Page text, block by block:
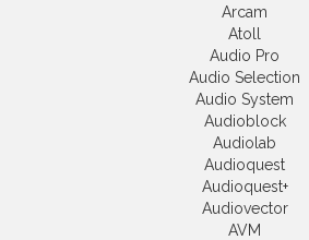
Arcam
Atoll
Audio Pro
Audio Selection
Audio System
Audioblock
Audiolab
Audioquest
Audioquest+
Audiovector
AVM